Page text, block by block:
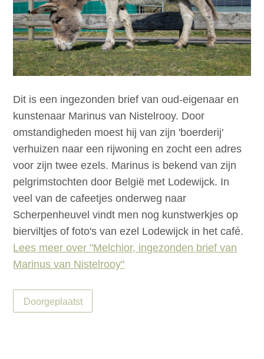
Dit is een ingezonden brief van oud-eigenaar en
kunstenaar Marinus van Nistelrooy. Door
omstandigheden moest hij van zijn 'boerderij'
verhuizen naar een rijwoning en zocht een adres
voor zijn twee ezels. Marinus is bekend van zijn
pelgrimstochten door België met Lodewijck. In
veel van de cafeetjes onderweg naar
Scherpenheuvel vindt men nog kunstwerkjes op
bierviltjes of foto's van ezel Lodewijck in het café.
Lees meer over "Melchior, ingezonden brief van
Marinus van Nistelrooy"
Doorgeplaatst